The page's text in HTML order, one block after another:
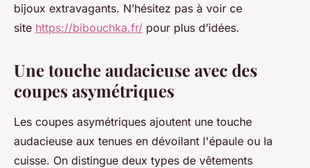
bijoux extravagants. N’hésitez pas à voir ce
site https://bibouchka.fr/ pour plus d’idées.
Une touche audacieuse avec des
coupes asymétriques
Les coupes asymétriques ajoutent une touche
audacieuse aux tenues en dévoilant l'épaule ou la
cuisse. On distingue deux types de vêtements